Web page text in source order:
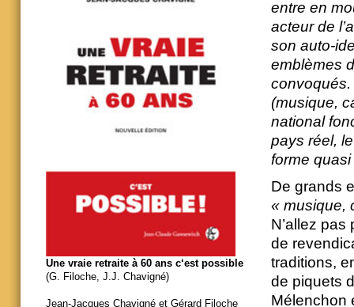
entre en
acteur de
son auto-
emblèmes
convoqués.
(musique,
national
pays réel,
forme
De grands
« musique,
N’allez
de
traditions,
de piquets
Mélenchon
Une vraie retraite à 60 ans c‘est possible
(G. Filoche, J.J. Chavigné)
Jean-Jacques Chavigné et Gérard Filoche